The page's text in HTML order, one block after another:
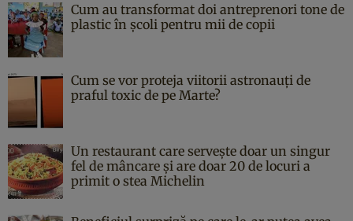
Cum au transformat doi antreprenori tone de
plastic în școli pentru mii de copii
Cum se vor proteja viitorii astronauți de
praful toxic de pe Marte?
Un restaurant care servește doar un singur
fel de mâncare și are doar 20 de locuri a
primit o stea Michelin